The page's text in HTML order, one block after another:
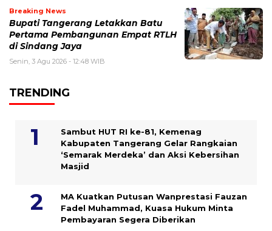
Breaking News
Bupati Tangerang Letakkan Batu
Pertama Pembangunan Empat RTLH
di Sindang Jaya
Senin, 3 Agu 2026 - 12:48 WIB
TRENDING
Sambut HUT RI ke-81, Kemenag
Kabupaten Tangerang Gelar Rangkaian
‘Semarak Merdeka’ dan Aksi Kebersihan
Masjid
MA Kuatkan Putusan Wanprestasi Fauzan
Fadel Muhammad, Kuasa Hukum Minta
Pembayaran Segera Diberikan